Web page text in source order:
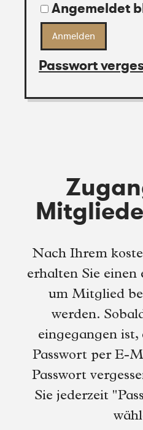
Nach Ihrem
erhalten Sie
um Mitglied
werden.
eingegangen
Passwort per E-
Passwort
Sie jederzeit
Angemeldet
Anmelden
Passwort